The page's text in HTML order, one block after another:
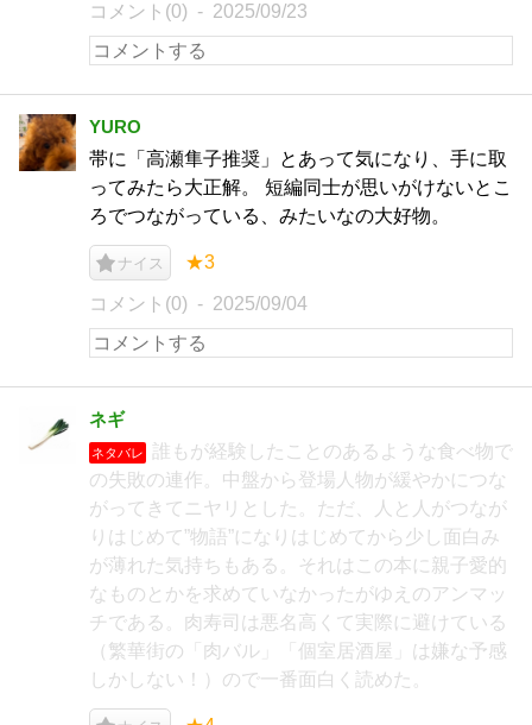
コメント(0) 2025/09/23
YURO
帯に「高瀬隼子推奨」とあって気になり、手に取
ってみたら大正解。 短編同士が思いがけないとこ
ろでつながっている、みたいなの大好物。
ナイス ★3
コメント(0) 2025/09/04
ネギ
ネタバレ
誰もが経験したことのあるような食べ物で
の失敗の連作。中盤から登場人物が緩やかにつな
がってきてニヤリとした。ただ、人と人がつなが
りはじめて”物語”になりはじめてから少し面白み
が薄れた気持ちもある。それはこの本に親子愛的
なものとかを求めていなかったがゆえのアンマッ
チである。肉寿司は悪名高くて実際に避けている
（繁華街の「肉バル」「個室居酒屋」は嫌な予感
しかしない！）ので一番面白く読めた。